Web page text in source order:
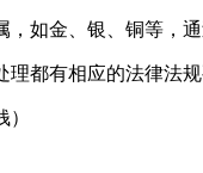
如金、银、铜等，
都有相应的法律法